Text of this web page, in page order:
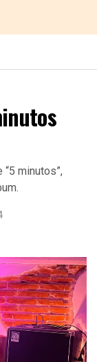
minutos”,